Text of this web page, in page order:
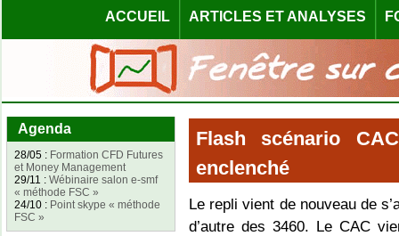
ACCUEIL ARTICLES ET ANALYSES
Agenda
28/05 : Formation CFD Futures
et Money Management
29/11 : Wébinaire salon e-smf
« méthode FSC »
24/10 : Point skype « méthode
FSC »
Flash scénario
enclenché
Le repli vient de nouveau de
d’autre des 3460. Le CAC